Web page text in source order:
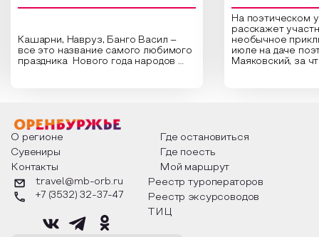
Кашарни, Навруз, Банго Васил –
все это название самого любимого
праздника Нового года народов
о том, как встречают новый год в
разных уголках страны, какие
обряды совершают на удачу и
благополучие, в чем схожи и
различаются традиции. Кто такой
Дед Мороз и откуда он пришел, как
его называют в разных уголках
страны и как появились елочные
На поэтическом
расскажет
необычное
июле на даче
Маяковский, за
Твардовского и
каждой строчке
восхищение
яркому времени
О регионе
Где остановиться
Сувениры
Где поесть
Контакты
Мой маршрут
travel@mb-orb.ru
+7 (3532) 32-37-47
Реестр туроператоров
Реестр эксурсоводов
ТИЦ